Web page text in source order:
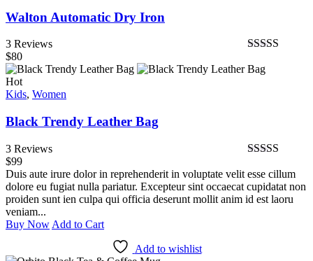
Walton Automatic Dry Iron
mit4.33
3 Reviews
$80
Hot
Kids, Women
Black Trendy Leather Bag
mit4.67von
5
3 Reviews
$99
Duis aute irure dolor in reprehenderit in voluptate velit esse cillum
dolore eu fugiat nulla pariatur. Excepteur sint occaecat cupidatat non
proiden sunt ien culpa qui officia deserunt mollit anim id est laoru
veniam...
Buy Now Add to Cart
Add to wishlist